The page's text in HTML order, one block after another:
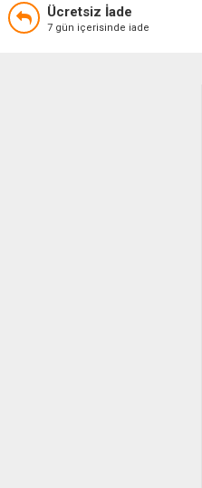
Ücretsiz İade
7 gün içerisinde iade